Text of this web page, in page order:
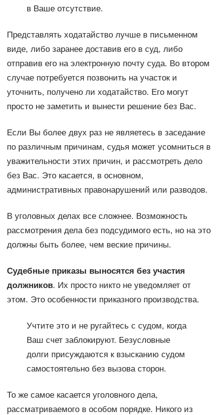
в Ваше отсутствие.
Представлять ходатайство лучше в письменном
виде, либо заранее доставив его в суд, либо
отправив его на электронную почту суда. Во втором
случае потребуется позвонить на участок и
уточнить, получено ли ходатайство. Его могут
просто не заметить и вынести решение без Вас.
Если Вы более двух раз не являетесь в заседание
по различным причинам, судья может усомниться в
уважительности этих причин, и рассмотреть дело
без Вас. Это касается, в основном,
административных правонарушений или разводов.
В уголовных делах все сложнее. Возможность
рассмотрения дела без подсудимого есть, но на это
должны быть более, чем веские причины.
Судебные приказы выносятся без участия
должников. Их просто никто не уведомляет от
этом. Это особенности приказного производства.
Учтите это и не ругайтесь с судом, когда
Ваш счет заблокируют. Безусловные
долги присуждаются к взысканию судом
самостоятельно без вызова сторон.
То же самое касается уголовного дела,
рассматриваемого в особом порядке. Никого из